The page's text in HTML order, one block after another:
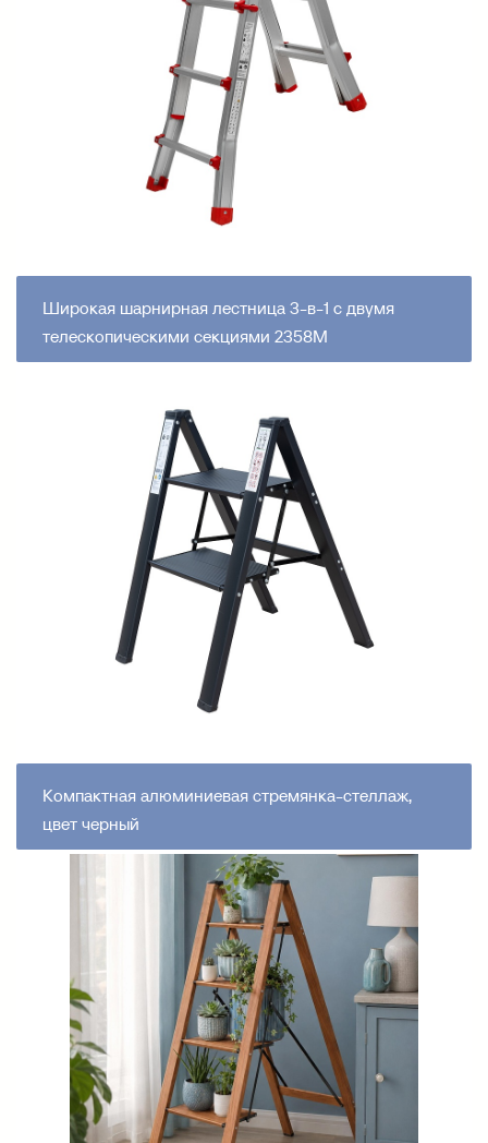
Широкая шарнирная лестница 3-в-1 с двумя
телескопическими секциями 2358М
Компактная алюминиевая стремянка-стеллаж,
цвет черный